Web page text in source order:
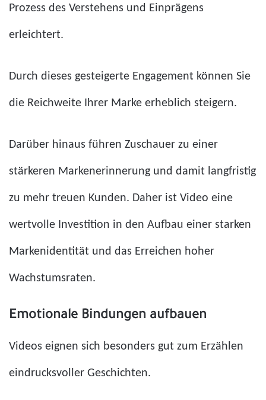
Prozess des Verstehens und Einprägens
erleichtert.
Durch dieses gesteigerte Engagement können Sie
die Reichweite Ihrer Marke erheblich steigern.
Darüber hinaus führen Zuschauer zu einer
stärkeren Markenerinnerung und damit langfristig
zu mehr treuen Kunden. Daher ist Video eine
wertvolle Investition in den Aufbau einer starken
Markenidentität und das Erreichen hoher
Wachstumsraten.
Emotionale Bindungen aufbauen
Videos eignen sich besonders gut zum Erzählen
eindrucksvoller Geschichten.